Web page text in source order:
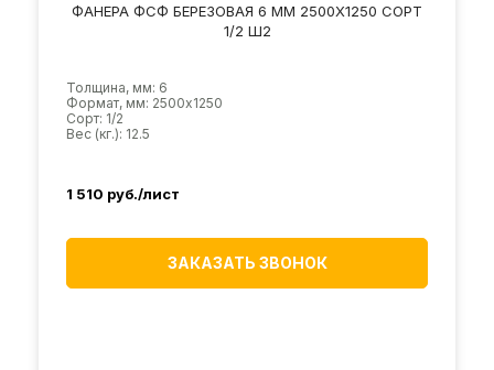
ФАНЕРА ФСФ БЕРЕЗОВАЯ 6 ММ 2500Х1250 СОРТ
1/2 Ш2
Толщина, мм: 6
Формат, мм: 2500х1250
Сорт: 1/2
Вес (кг.): 12.5
1 510 руб./лист
ЗАКАЗАТЬ ЗВОНОК